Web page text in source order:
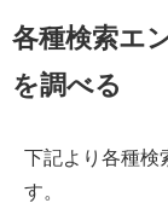
各種検索エ
を調べる
下記より各種検
す。